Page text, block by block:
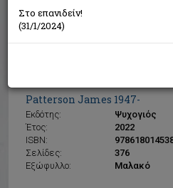
Μαξ Αϊνστάϊν:
Patterson James 1947-
Εκδότης:
Ψυχογιός
Έτος:
2022
ISBN:
Σελίδες:
376
Εξώφυλλο:
Μαλακό
Στο επανιδείν!
(31/1/2024)